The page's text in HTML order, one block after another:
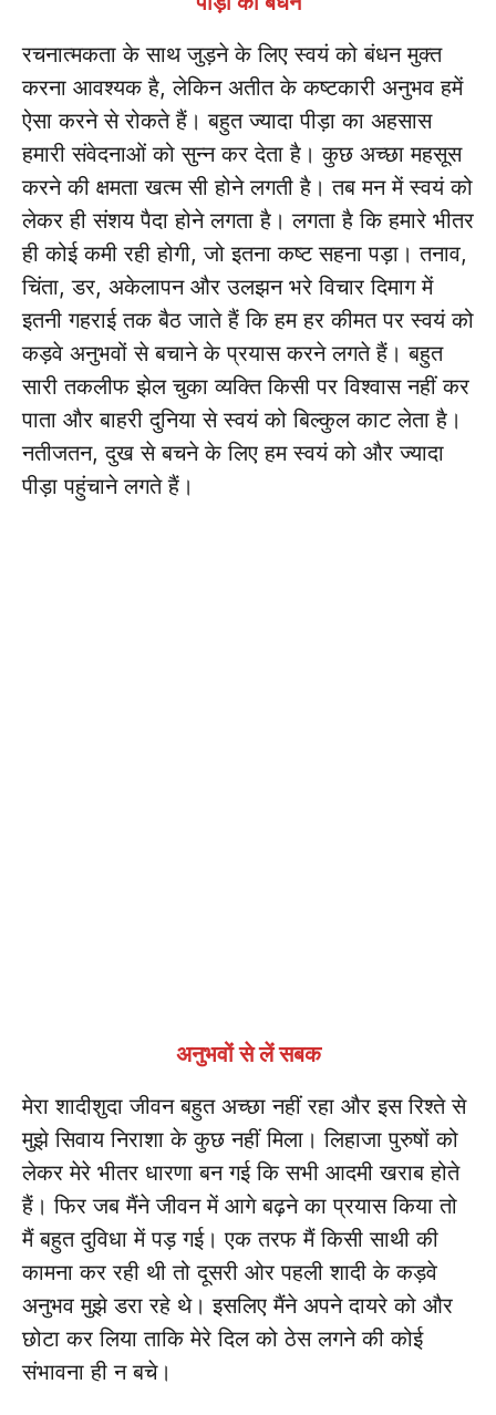
रचनात्मकता के साथ जुड़ने के लिए स्वयं को बंधन मुक्त
करना आवश्यक है, लेकिन अतीत के कष्टकारी अनुभव हमें
ऐसा करने से रोकते हैं। बहुत ज्यादा पीड़ा का अहसास
हमारी संवेदनाओं को सुन्न कर देता है। कुछ अच्छा महसूस
करने की क्षमता खत्म सी होने लगती है। तब मन में स्वयं को
लेकर ही संशय पैदा होने लगता है। लगता है कि हमारे भीतर
ही कोई कमी रही होगी, जो इतना कष्ट सहना पड़ा। तनाव,
चिंता, डर, अकेलापन और उलझन भरे विचार दिमाग में
इतनी गहराई तक बैठ जाते हैं कि हम हर कीमत पर स्वयं को
कड़वे अनुभवों से बचाने के प्रयास करने लगते हैं। बहुत
सारी तकलीफ झेल चुका व्यक्ति किसी पर विश्वास नहीं कर
पाता और बाहरी दुनिया से स्वयं को बिल्कुल काट लेता है।
नतीजतन, दुख से बचने के लिए हम स्वयं को और ज्यादा
पीड़ा पहुंचाने लगते हैं।
अनुभवों से लें सबक
मेरा शादीशुदा जीवन बहुत अच्छा नहीं रहा और इस रिश्ते से
मुझे सिवाय निराशा के कुछ नहीं मिला। लिहाजा पुरुषों को
लेकर मेरे भीतर धारणा बन गई कि सभी आदमी खराब होते
हैं। फिर जब मैंने जीवन में आगे बढ़ने का प्रयास किया तो
मैं बहुत दुविधा में पड़ गई। एक तरफ मैं किसी साथी की
कामना कर रही थी तो दूसरी ओर पहली शादी के कड़वे
अनुभव मुझे डरा रहे थे। इसलिए मैंने अपने दायरे को और
छोटा कर लिया ताकि मेरे दिल को ठेस लगने की कोई
संभावना ही न बचे।